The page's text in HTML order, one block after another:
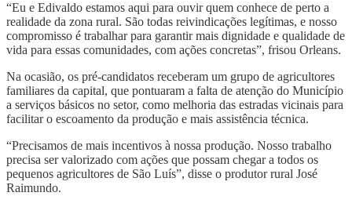
“Eu e Edivaldo estamos aqui para ouvir quem conhece de perto a
realidade da zona rural. São todas reivindicações legítimas, e nosso
compromisso é trabalhar para garantir mais dignidade e qualidade de
vida para essas comunidades, com ações concretas”, frisou Orleans.
Na ocasião, os pré-candidatos receberam um grupo de agricultores
familiares da capital, que pontuaram a falta de atenção do Município
a serviços básicos no setor, como melhoria das estradas vicinais para
facilitar o escoamento da produção e mais assistência técnica.
“Precisamos de mais incentivos à nossa produção. Nosso trabalho
precisa ser valorizado com ações que possam chegar a todos os
pequenos agricultores de São Luís”, disse o produtor rural José
Raimundo.